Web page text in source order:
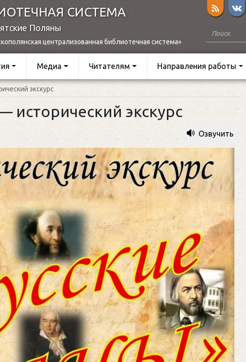
СИСТЕМА
Поляны
централизованная библиотечная система»
Медиа Читателям Направления работы
экскурс
исторический экскурс
Озвучить
Клегг, Д. Месси против Роналду.
Противостояние XXI века. —
Москва, 2024. — 457, [2] с.
Представьте себе идеальную битву на
футбольном поле, где Месси и Роналду
соперничают лицом к лицу.
Кто из них победит? Кто найдет верный